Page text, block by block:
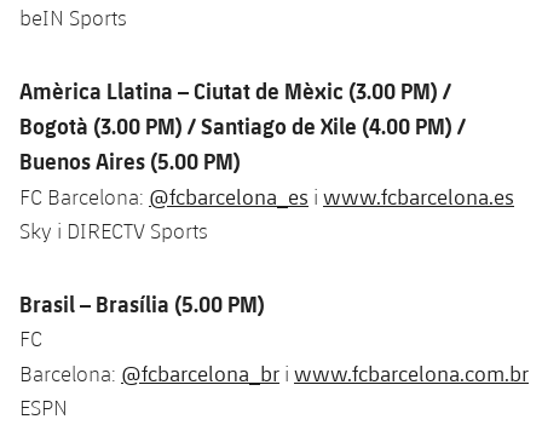
Agenda
Calendari
Resultats
Classificació
Jugadors
Calendari
Resultats
Classificació
Hockey Herba Masculí
Hockey Herba Femení
Plantilla
Agenda
Rugby
Actualitat
Jugadors
Voleibol
Notícies
Voleibol masculí
Apunta't a les amateurs
plusicon
més
Apunta't a les amateurs
beIN Sports
Amèrica Llatina – Ciutat de Mèxic (3.00 PM) /
Bogotà (3.00 PM) /Santiago de Xile (4.00 PM) /
Buenos Aires (5.00 PM)
FC Barcelona: @fcbarcelona_es i www.fcbarcelona.es
Sky i DIRECTV Sports
Brasil – Brasília (5.00 PM)
FC
Barcelona: @fcbarcelona_br i www.fcbarcelona.com.br
ESPN